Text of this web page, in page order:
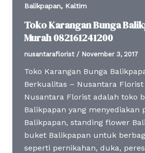
Balikpapan, Kaltim
Toko Karangan Bunga
Murah 082161241200
nusantaraflorist / November 3, 2017
Toko Karangan Bunga
Berkualitas – Nusantara Florist
Nusantara Florist adalah toko
Balikpapan yang menyediakan
Balikpapan, standing flower
buket Balikpapan untuk
seperti pernikahan, duka,